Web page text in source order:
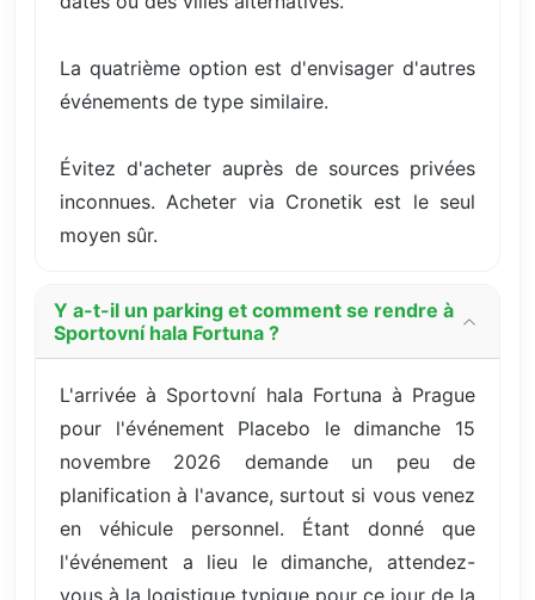
La quatrième option est d'envisager d'autres
événements de type similaire.
Évitez d'acheter auprès de sources privées
inconnues. Acheter via Cronetik est le seul
moyen sûr.
Y a-t-il un parking et comment se rendre à
Sportovní hala Fortuna ?
L'arrivée à Sportovní hala Fortuna à Prague
pour l'événement Placebo le dimanche 15
novembre 2026 demande un peu de
planification à l'avance, surtout si vous venez
en véhicule personnel. Étant donné que
l'événement a lieu le dimanche, attendez-
vous à la logistique typique pour ce jour de la